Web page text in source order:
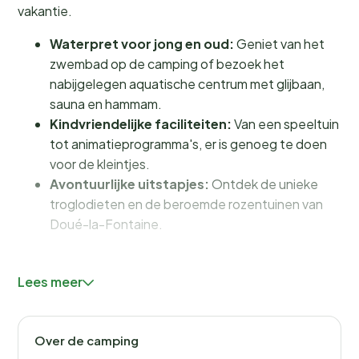
vakantie.
Waterpret voor jong en oud:Geniet van het
zwembad op de camping of bezoek het
nabijgelegen aquatische centrum met glijbaan,
sauna en hammam.
Kindvriendelijke faciliteiten:Van een speeltuin
tot animatieprogramma's, er is genoeg te doen
voor de kleintjes.
Avontuurlijke uitstapjes:Ontdek de unieke
troglodieten en de beroemde rozentuinen van
Doué-la-Fontaine.
hele gezin
Bij Camping Les Rives du Douet draait alles om plezier
en ontspanning. Het
Lees meer
Over de camping